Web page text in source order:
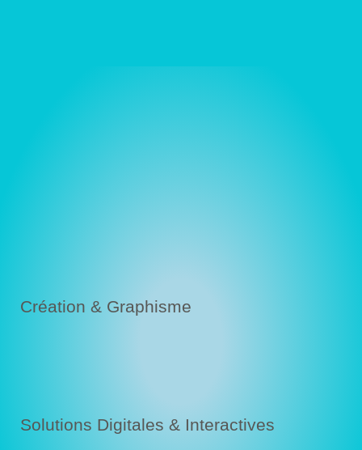
Création & Graphisme
Solutions Digitales & Interactives